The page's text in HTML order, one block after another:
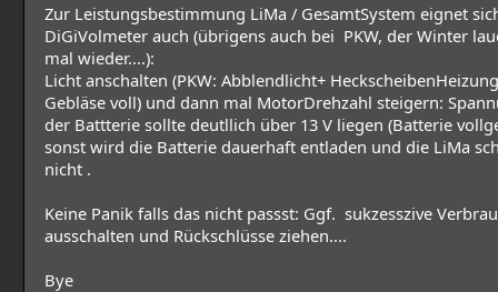
Zur Leistungsbestimmung LiMa / GesamtSystem eignet
DiGiVolmeter auch (übrigens auch bei PKW, der Winter
mal wieder....):
Licht anschalten (PKW: Abblendlicht+
Gebläse voll) und dann mal MotorDrehzahl steigern:
der Battterie sollte deutllich über 13 V liegen (Batterie
sonst wird die Batterie dauerhaft entladen und die LiMa
nicht .
Keine Panik falls das nicht passst: Ggf. sukzesszive
ausschalten und Rückschlüsse ziehen....
Bye